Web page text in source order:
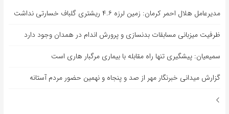
مدیرعامل هلال احمر کرمان: زمین لرزه ۴.۶ ریشتری گلباف خسارتی نداشت
ظرفیت میزبانی مسابقات بدنسازی و پرورش اندام در همدان وجود دارد
سمیعیان: پیشگیری تنها راه مقابله با بیماری مرگبار هاری است
گزارش میدانی خبرنگار مهر از صد و پنجاه و نهمین حضور مردم آستانه